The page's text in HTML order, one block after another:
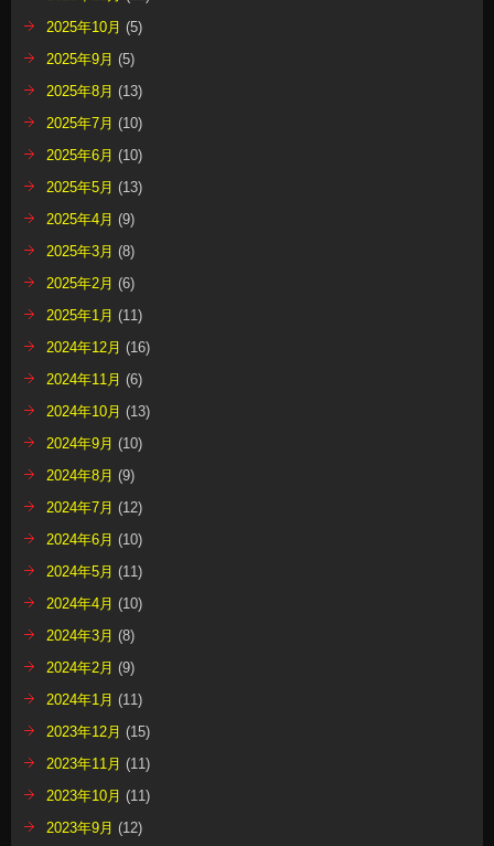
2025年10月 (5)
2025年9月 (5)
2025年8月 (13)
2025年7月 (10)
2025年6月 (10)
2025年5月 (13)
2025年4月 (9)
2025年3月 (8)
2025年2月 (6)
2025年1月 (11)
2024年12月 (16)
2024年11月 (6)
2024年10月 (13)
2024年9月 (10)
2024年8月 (9)
2024年7月 (12)
2024年6月 (10)
2024年5月 (11)
2024年4月 (10)
2024年3月 (8)
2024年2月 (9)
2024年1月 (11)
2023年12月 (15)
2023年11月 (11)
2023年10月 (11)
2023年9月 (12)